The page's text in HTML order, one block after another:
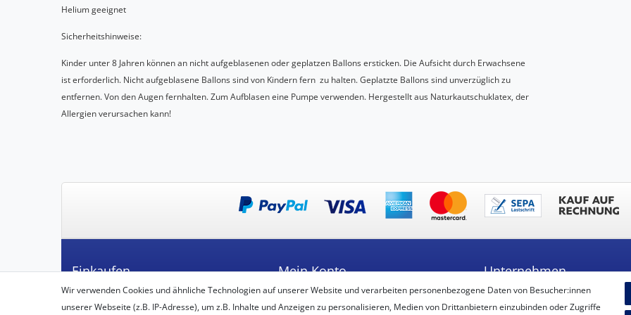
Helium geeignet
Sicherheitshinweise:
Kinder unter 8 Jahren können an nicht aufgeblasenen oder geplatzen Ballons ersticken. Die Aufsicht durch Erwachsene
ist erforderlich. Nicht aufgeblasene Ballons sind von Kindern fern zu halten. Geplatzte Ballons sind unverzüglich zu
entfernen. Von den Augen fernhalten. Zum Aufblasen eine Pumpe verwenden. Hergestellt aus Naturkautschuklatex, der
Allergien verursachen kann!
Einkaufen
Zahlungsarten
Versandarten & -kosten
Mein Konto
Registrieren
Login
Unternehmen
Unser Ballon-Lieferservice
Unsere Filiale
Wir verwenden Cookies und ähnliche Technologien auf unserer Website und verarbeiten personenbezogene Daten von Besucher:innen
unserer Webseite (z.B. IP-Adresse), um z.B. Inhalte und Anzeigen zu personalisieren, Medien von Drittanbietern einzubinden oder Zugriffe